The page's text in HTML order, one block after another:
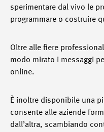
sperimentare dal vivo le
programmare o costruire
Oltre alle fiere
modo mirato i messaggi
online.
È inoltre disponibile una
consente alle aziende
dall’altra, scambiando